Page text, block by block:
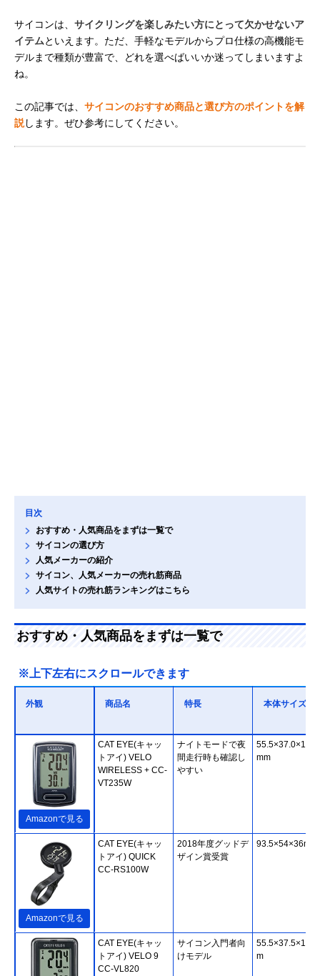
サイコンは、 サイクリングを楽しみたい方にとって欠かせないア
イテムといえます。ただ、手軽なモデルからプロ仕様の高機能モ
デルまで種類が豊富で、どれを選べばいいか迷ってしまいますよ
ね。
この記事では、 サイコンのおすすめ商品と選び方のポイントを解
説します。ぜひ参考にしてください。
目次
おすすめ・人気商品をまずは一覧で
サイコンの選び方
人気メーカーの紹介
サイコン、人気メーカーの売れ筋商品
人気サイトの売れ筋ランキングはこちら
おすすめ・人気商品をまずは一覧で
※上下左右にスクロールできます
外観 商品名 特長 本体サイズ
Amazonで見る
CAT EYE(キャッ
トアイ) VELO
WIRELESS + CC-
VT235W
ナイトモードで夜
間走行時も確認し
やすい
55.5×37.0×16.5
mm
Amazonで見る
CAT EYE(キャッ
トアイ) QUICK
CC-RS100W
2018年度グッドデ
ザイン賞受賞
93.5×54×36mm
CAT EYE(キャッ
トアイ) VELO 9
CC-VL820
サイコン入門者向
けモデル
m